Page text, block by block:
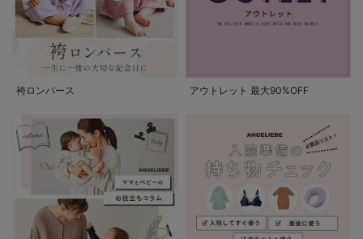
袴ロンパース アウトレット 最大90%OFF